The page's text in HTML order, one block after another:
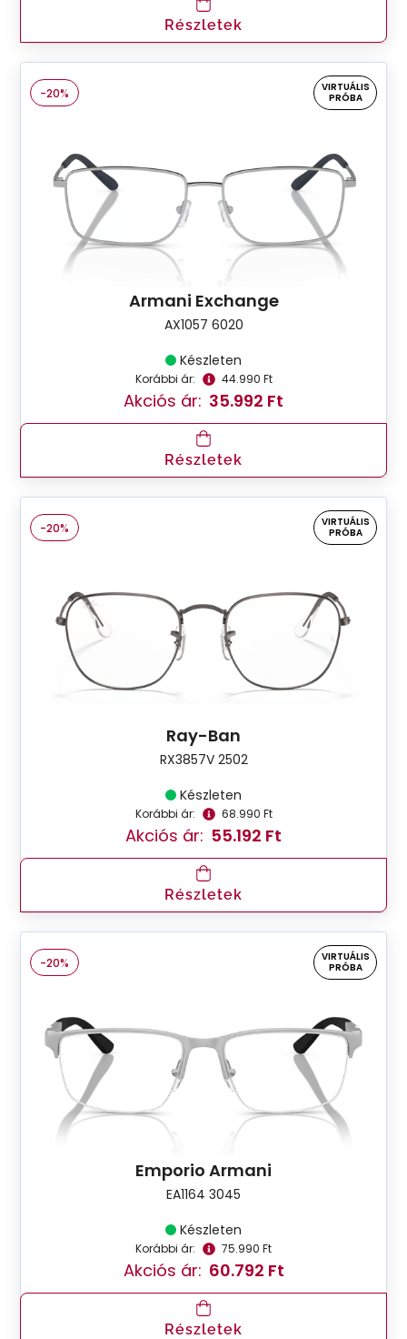
Részletek
-20%
VIRTUÁLIS
PRÓBA
Armani Exchange
AX1057 6020
Készleten
Korábbi ár: 44.990 Ft
Akciós ár: 35.992 Ft
Részletek
-20%
VIRTUÁLIS
PRÓBA
Ray-Ban
RX3857V 2502
Készleten
Korábbi ár: 68.990 Ft
Akciós ár: 55.192 Ft
Részletek
-20%
VIRTUÁLIS
PRÓBA
Emporio Armani
EA1164 3045
Készleten
Korábbi ár: 75.990 Ft
Akciós ár: 60.792 Ft
Részletek